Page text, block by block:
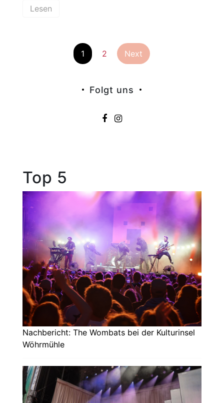
Lesen
Beiträge
1 2 Next
Folgt uns
Top 5
Nachbericht: The Wombats bei der Kulturinsel
Wöhrmühle